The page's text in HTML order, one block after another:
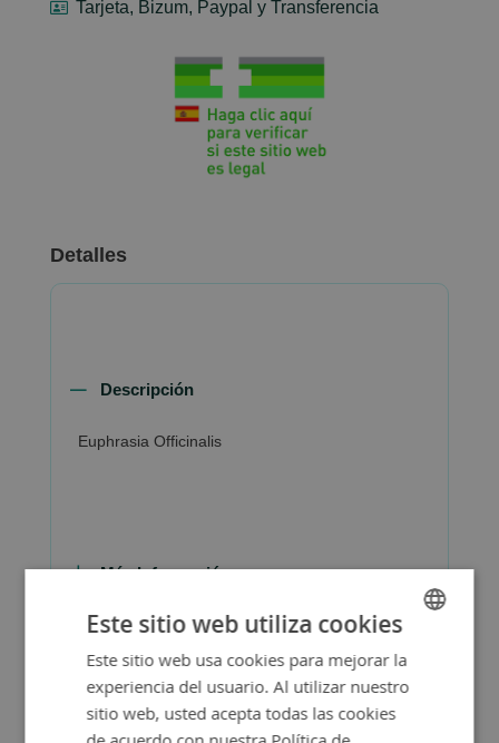
Tarjeta, Bizum, Paypal y Transferencia
Detalles
Descripción
Euphrasia Officinalis
Más Información
SPANISH
ENGLISH
Este sitio web utiliza cookies
Este sitio web usa cookies para mejorar la
experiencia del usuario. Al utilizar nuestro
sitio web, usted acepta todas las cookies